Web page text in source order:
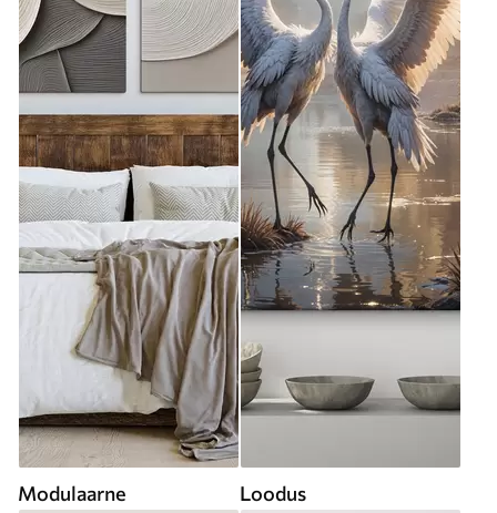
Modulaarne Loodus